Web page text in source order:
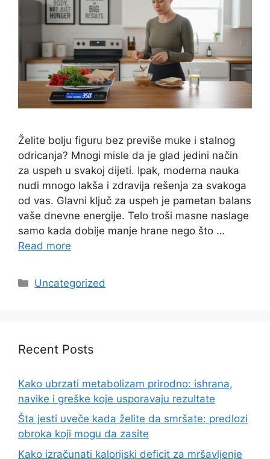
Želite bolju figuru bez previše muke i stalnog
odricanja? Mnogi misle da je glad jedini način
za uspeh u svakoj dijeti. Ipak, moderna nauka
nudi mnogo lakša i zdravija rešenja za svakoga
od vas. Glavni ključ za uspeh je pametan balans
vaše dnevne energije. Telo troši masne naslage
samo kada dobije manje hrane nego što …
Read more
Categories
Uncategorized
Recent Posts
Kako ubrzati metabolizam prirodno: ishrana,
navike i greške koje usporavaju rezultate
Šta jesti uveče kada želite da smršate: predlozi
obroka koji mogu da zasite
Kako izračunati kalorijski deficit za mršavljenje